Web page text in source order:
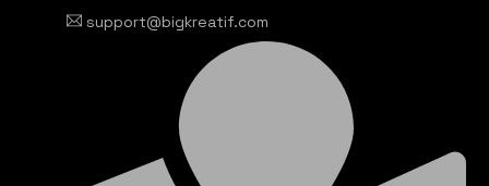
support@bigkreatif.com